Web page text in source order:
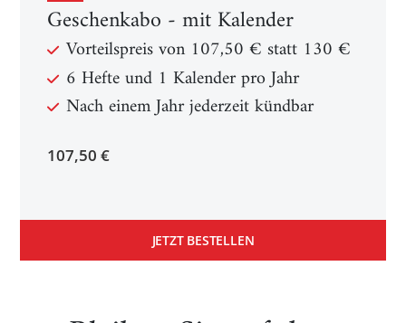
Geschenkabo - mit Kalender
Vorteilspreis von 107,50 € statt 130 €
6 Hefte und 1 Kalender pro Jahr
Nach einem Jahr jederzeit kündbar
107,50 €
JETZT BESTELLEN